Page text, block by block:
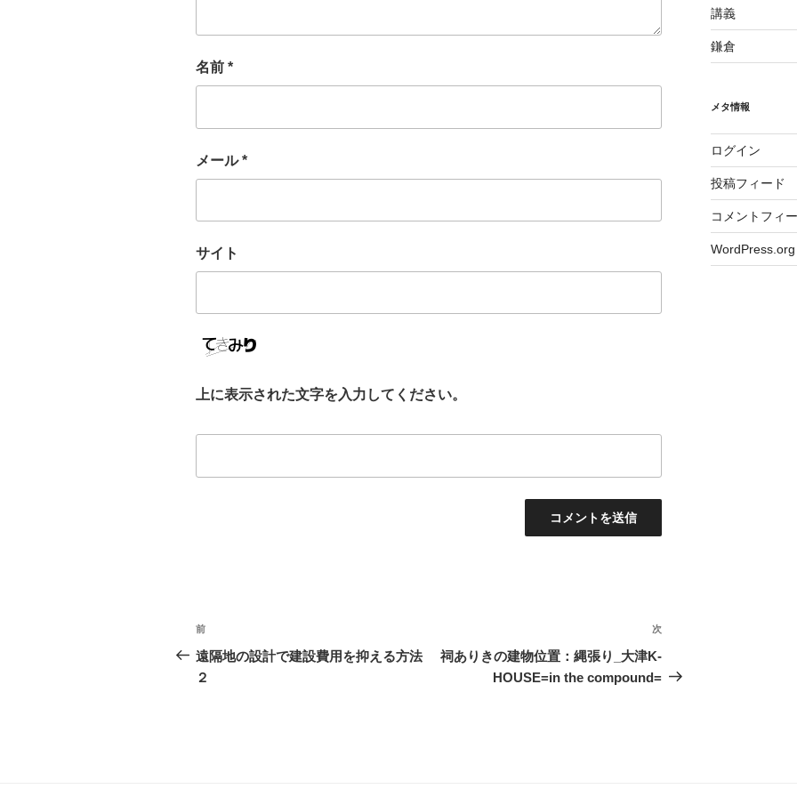
名前 *
メール*
サイト
上に表示された文字を入力してください。
投
稿
ナ
前
の
投
前
遠隔地の設計で建設費用を抑える方法
２
投
次
祠ありきの建物位置：縄張り_大津K-
HOUSE=in the compound=
講義
鎌倉
メタ情報
ログイン
投稿フィード
コメントフィ
WordPress.org